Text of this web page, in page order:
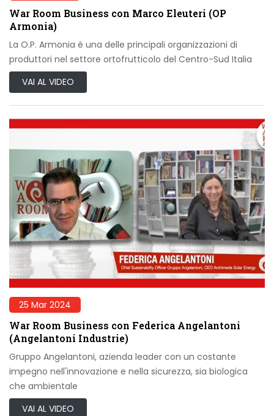
War Room Business con Marco Eleuteri (OP
Armonia)
La O.P. Armonia è una delle principali organizzazioni di
produttori nel settore ortofrutticolo del Centro-Sud Italia
VAI AL VIDEO
25 Mar 2024
War Room Business con Federica Angelantoni
(Angelantoni Industrie)
Gruppo Angelantoni, azienda leader con un costante
impegno nell'innovazione e nella sicurezza, sia biologica
che ambientale
VAI AL VIDEO